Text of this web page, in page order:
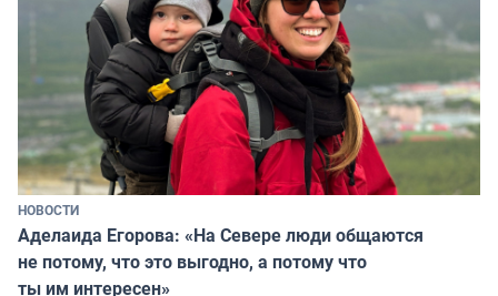
НОВОСТИ
Аделаида Егорова: «На Севере люди общаются
не потому, что это выгодно, а потому что
ты им интересен»